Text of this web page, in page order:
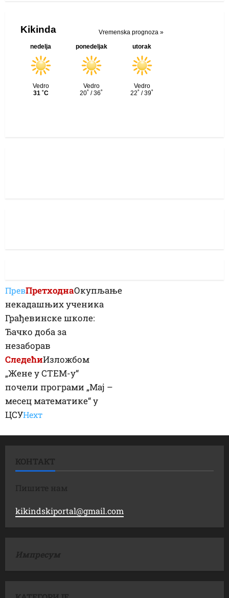
ПревПретходнаОкупљање
некадашњих ученика
Грађевинске школе:
Ђачко доба за
незаборав
СледећиИзложбом
„Жене у СТЕМ-у“
почели програми „Мај –
месец математике“ у
ЦСУНеxт
КОНТАКТ
Пишите нам
kikindskiportal@gmail.com
Импресум